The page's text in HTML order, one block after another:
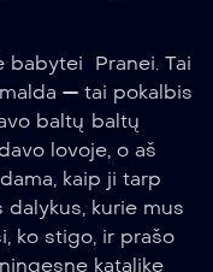
babytei Pranei. Tai
— tai pokalbis
baltų baltų
lovoje, o aš
kaip ji tarp
kurie mus
ko stigo, ir prašo
katalike